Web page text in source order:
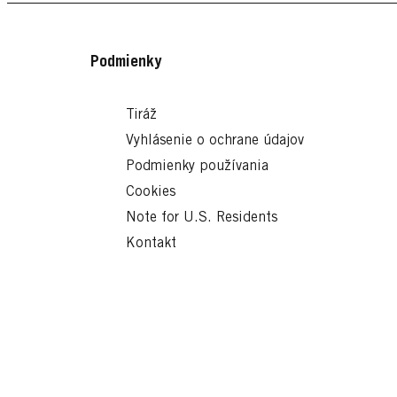
Podmienky
Tiráž
Vyhlásenie o ochrane údajov
Podmienky používania
Cookies
Note for U.S. Residents
Kontakt